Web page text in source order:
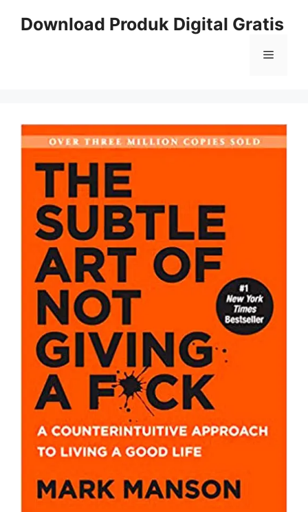
Download Produk Digital Gratis
Menu